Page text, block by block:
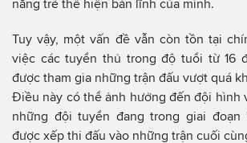
năng trẻ thể hiện bản lĩnh của mình.
Tuy vậy, một vấn đề vẫn còn tồn tại
việc các tuyển thủ trong độ tuổi từ 16
được tham gia những trận đấu vượt quá
Điều này có thể ảnh hưởng đến đội hình
những đội tuyển đang trong giai đoạn
được xếp thi đấu vào những trận cuối